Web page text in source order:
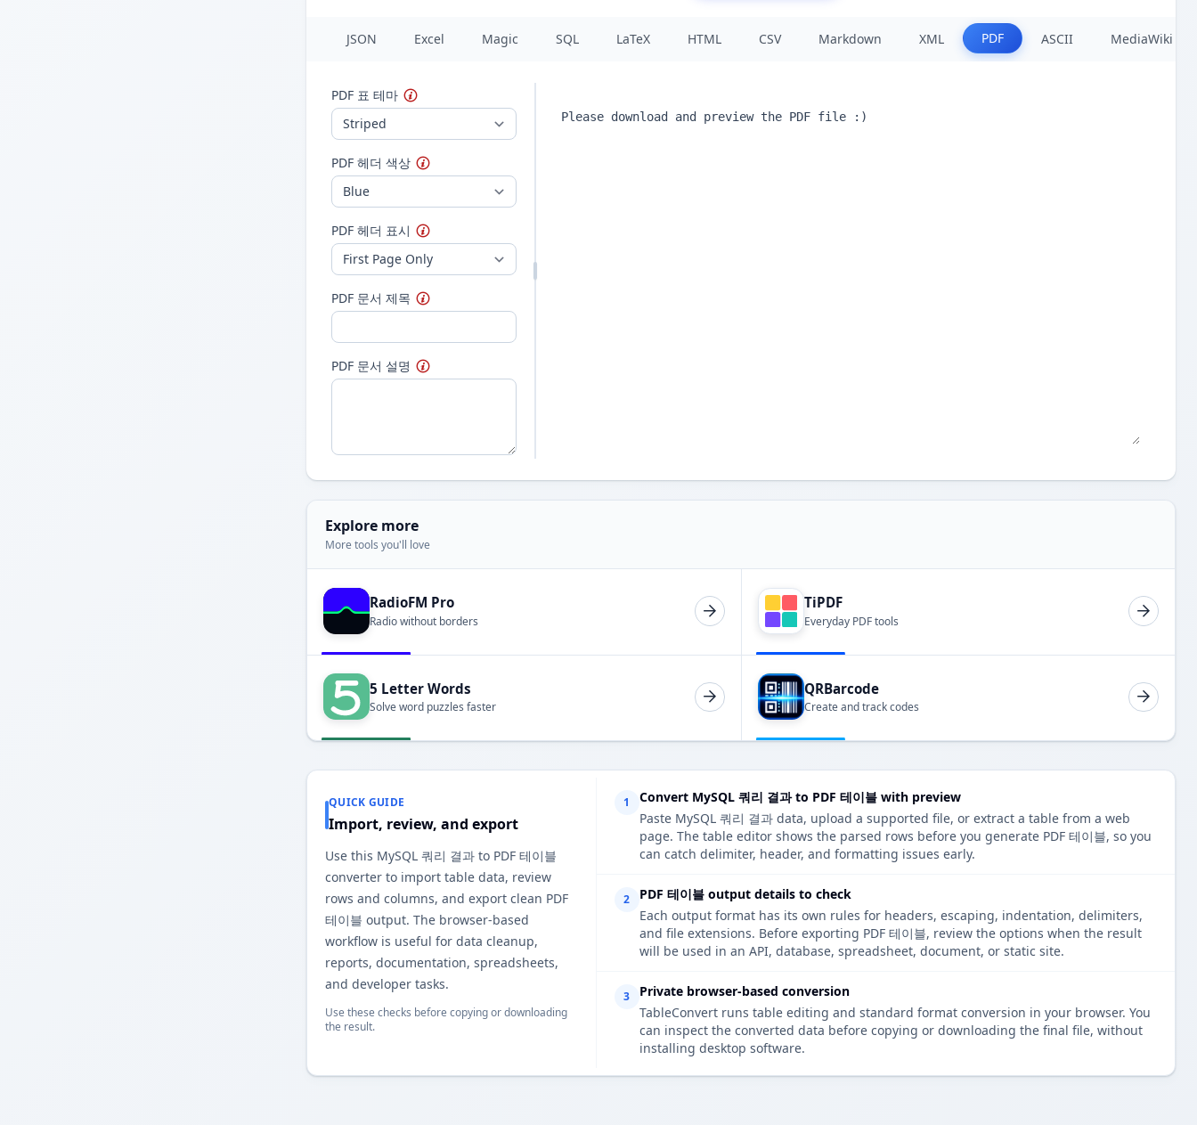
JSON Excel Magic SQL LaTeX HTML CSV Markdown XML PDF ASCII MediaWiki
PDF 표 테마
PDF 헤더 색상
PDF 헤더 표시
PDF 문서 제목
PDF 문서 설명
Explore more
More tools you'll love
RadioFM Pro
Radio without borders
TiPDF
Everyday PDF tools
5 Letter Words
Solve word puzzles faster
QRBarcode
Create and track codes
QUICK GUIDE
Import, review, and export
Use this MySQL 쿼리 결과 to PDF 테이블
converter to import table data, review
rows and columns, and export clean PDF
테이블 output. The browser-based
workflow is useful for data cleanup,
reports, documentation, spreadsheets,
and developer tasks.
Use these checks before copying or downloading
the result.
1
Convert MySQL 쿼리 결과 to PDF 테이블 with preview
Paste MySQL 쿼리 결과 data, upload a supported file, or extract a table from a web
page. The table editor shows the parsed rows before you generate PDF 테이블, so you
can catch delimiter, header, and formatting issues early.
2
PDF 테이블 output details to check
Each output format has its own rules for headers, escaping, indentation, delimiters,
and file extensions. Before exporting PDF 테이블, review the options when the result
will be used in an API, database, spreadsheet, document, or static site.
3
Private browser-based conversion
TableConvert runs table editing and standard format conversion in your browser. You
can inspect the converted data before copying or downloading the final file, without
installing desktop software.